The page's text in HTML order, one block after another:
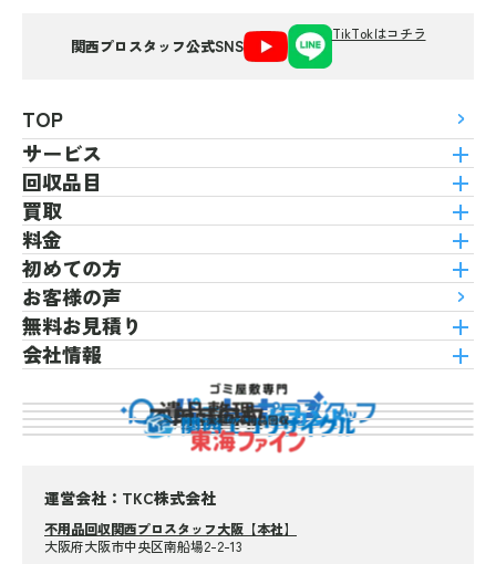
関西プロスタッフ公式SNS
TikTokはコチラ
TOP
サービス
回収品目
買取
料金
初めての方
お客様の声
無料お見積り
会社情報
運営会社：TKC株式会社
不用品回収関西プロスタッフ大阪【本社】
大阪府大阪市中央区南船場2-2-13